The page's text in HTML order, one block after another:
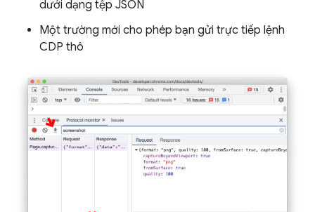
dưới dạng tệp JSON
Một trường mới cho phép bạn gửi trực tiếp lệnh
CDP thô